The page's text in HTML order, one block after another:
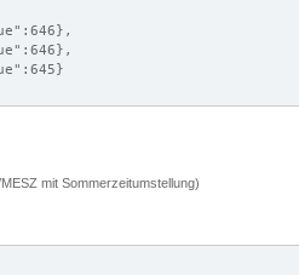
mit Sommerzeitumstellung)